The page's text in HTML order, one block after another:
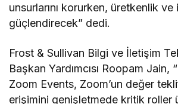
unsurlarını korurken, üretkenlik
güçlendirecek” dedi.
Frost & Sullivan Bilgi ve İletişim
Başkan Yardımcısı Roopam Jain,
Zoom Events, Zoom’un değer
erişimini genişletmede kritik roller